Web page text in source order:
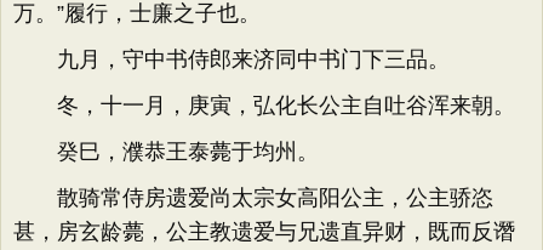
万。”履行，士廉之子也。
九月，守中书侍郎来济同中书门下三品。
冬，十一月，庚寅，弘化长公主自吐谷浑来朝。
癸巳，濮恭王泰薨于均州。
散骑常侍房遗爱尚太宗女高阳公主，公主骄恣
甚，房玄龄薨，公主教遗爱与兄遗直异财，既而反谮